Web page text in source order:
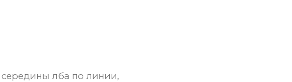
середины лба по линии,